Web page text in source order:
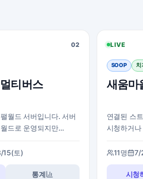
02
티버스
월드 서버입니다. 서버
드로 운영되지만
15(토)
통계
LIVE
SOOP 치
새움마
연결된 스
시청하거
11명 7/
시청